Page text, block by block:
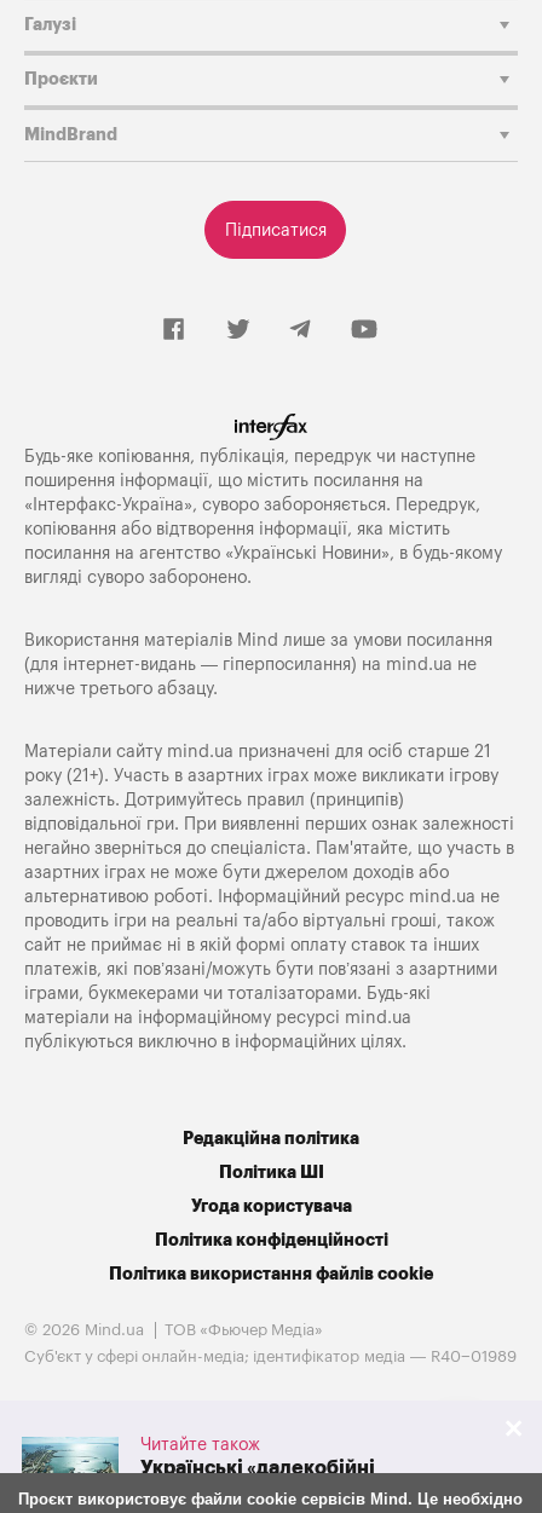
Читайте також
Українські «далекобійні
санкції» обвалили експорт
Підписатися
Галузі
Проєкти
MindBrand
Будь-яке копiювання, публiкацiя, передрук чи наступне
поширення iнформацiї, що мiстить посилання на
«Iнтерфакс-Україна», суворо забороняється. Передрук,
копіювання або відтворення інформації, яка містить
посилання на агентство «Українські Новини», в будь-якому
вигляді суворо заборонено.
Використання матеріалів Mind лише за умови посилання
(для інтернет-видань — гіперпосилання) на mind.ua не
нижче третього абзацу.
Матеріали сайту mind.ua призначені для осіб старше 21
року (21+). Участь в азартних іграх може викликати ігрову
залежність. Дотримуйтесь правил (принципів)
відповідальної гри. При виявленні перших ознак залежності
негайно зверніться до спеціаліста. Пам'ятайте, що участь в
азартних іграх не може бути джерелом доходів або
альтернативою роботі. Інформаційний ресурс mind.ua не
проводить ігри на реальні та/або віртуальні гроші, також
сайт не приймає ні в якій формі оплату ставок та інших
платежів, які пов’язані/можуть бути пов’язані з азартними
іграми, букмекерами чи тоталізаторами. Будь-які
матеріали на інформаційному ресурсі mind.ua
публікуються виключно в інформаційних цілях.
Редакційна політика
Політика ШІ
Угода користувача
Політика конфіденційності
Політика використання файлів cookie
© 2026 Mind.ua
ТОВ «Фьючер Медiа»
Cуб'єкт у сфері онлайн-медіа; ідентифікатор медіа — R40−01989
Проєкт використовує файли cookie сервісів Mind. Це необхідно